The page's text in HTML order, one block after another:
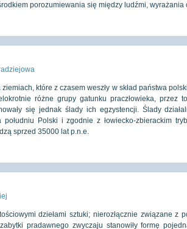
porozumiewania się między ludźmi, wyrażania
które z czasem weszły w skład państwa
różne grupy gatunku praczłowieka, przez
się jednak ślady ich egzystencji. Ślady
południu Polski i zgodnie z łowiecko-zbierackim
sprzed 35000 lat p.n.e.
dziełami sztuki; nierozłącznie związane z
pradawnego zwyczaju stanowiły formę